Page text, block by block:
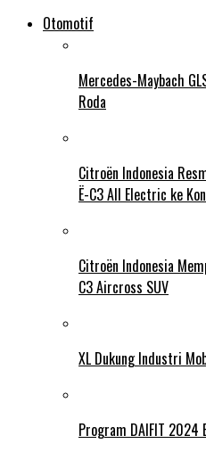
Otomotif
Mercedes-Maybach
Roda
Citroën Indonesia
Ë-C3 All Electric ke
Citroën Indonesia
C3 Aircross SUV
XL Dukung Industri
Program DAIFIT 2024